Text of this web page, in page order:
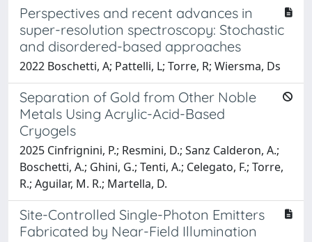
Perspectives and recent advances in
super-resolution spectroscopy: Stochastic
and disordered-based approaches
2022 Boschetti, A; Pattelli, L; Torre, R; Wiersma, Ds
Separation of Gold from Other Noble
Metals Using Acrylic-Acid-Based
Cryogels
2025 Cinfrignini, P.; Resmini, D.; Sanz Calderon, A.;
Boschetti, A.; Ghini, G.; Tenti, A.; Celegato, F.; Torre,
R.; Aguilar, M. R.; Martella, D.
Site-Controlled Single-Photon Emitters
Fabricated by Near-Field Illumination